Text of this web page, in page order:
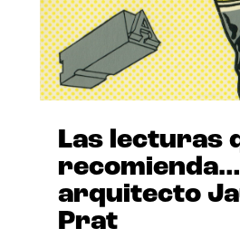
Las lecturas
arquitecto
Prat